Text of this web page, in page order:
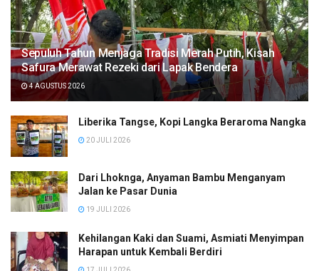
Sepuluh Tahun Menjaga Tradisi Merah Putih, Kisah
Safura Merawat Rezeki dari Lapak Bendera
4 AGUSTUS 2026
Liberika Tangse, Kopi Langka Beraroma Nangka
20 JULI 2026
Dari Lhoknga, Anyaman Bambu Menganyam
Jalan ke Pasar Dunia
19 JULI 2026
Kehilangan Kaki dan Suami, Asmiati Menyimpan
Harapan untuk Kembali Berdiri